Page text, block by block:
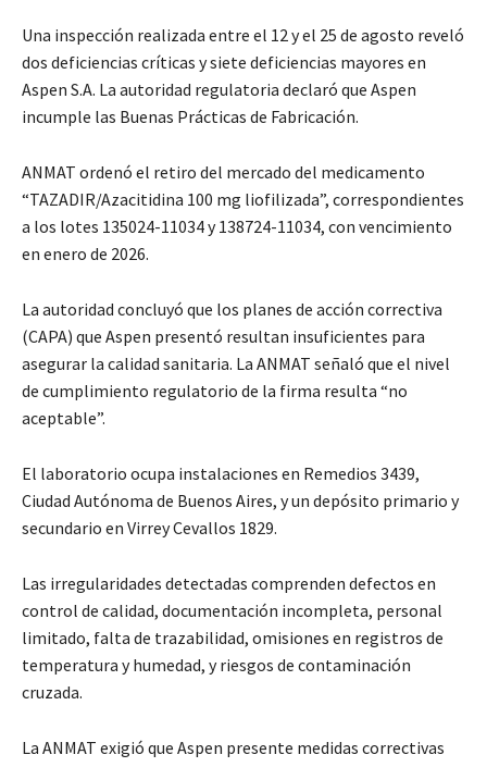
Una inspección realizada entre el 12 y el 25 de agosto reveló
dos deficiencias críticas y siete deficiencias mayores en
Aspen S.A. La autoridad regulatoria declaró que Aspen
incumple las Buenas Prácticas de Fabricación.
ANMAT ordenó el retiro del mercado del medicamento
“TAZADIR/Azacitidina 100 mg liofilizada”, correspondientes
a los lotes 135024-11034 y 138724-11034, con vencimiento
en enero de 2026.
La autoridad concluyó que los planes de acción correctiva
(CAPA) que Aspen presentó resultan insuficientes para
asegurar la calidad sanitaria. La ANMAT señaló que el nivel
de cumplimiento regulatorio de la firma resulta “no
aceptable”.
El laboratorio ocupa instalaciones en Remedios 3439,
Ciudad Autónoma de Buenos Aires, y un depósito primario y
secundario en Virrey Cevallos 1829.
Las irregularidades detectadas comprenden defectos en
control de calidad, documentación incompleta, personal
limitado, falta de trazabilidad, omisiones en registros de
temperatura y humedad, y riesgos de contaminación
cruzada.
La ANMAT exigió que Aspen presente medidas correctivas